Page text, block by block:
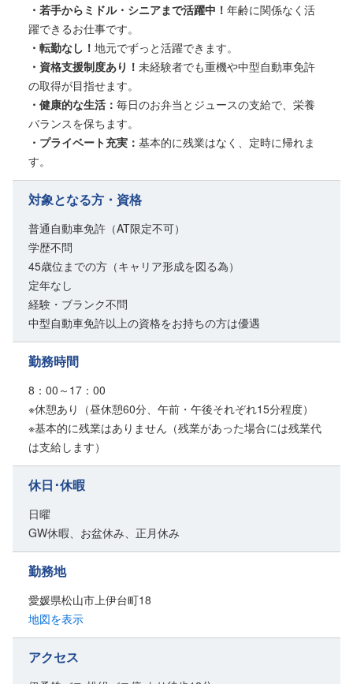
・若手からミドル・シニアまで活躍中！ 年齢に関係なく活
躍できるお仕事です。
・転勤なし！ 地元でずっと活躍できます。
・資格支援制度あり！ 未経験者でも重機や中型自動車免許
の取得が目指せます。
・健康的な生活： 毎日のお弁当とジュースの支給で、栄養
バランスを保ちます。
・プライベート充実： 基本的に残業はなく、定時に帰れま
す。
対象となる方・資格
普通自動車免許（AT限定不可）
学歴不問
45歳位までの方（キャリア形成を図る為）
定年なし
経験・ブランク不問
中型自動車免許以上の資格をお持ちの方は優遇
勤務時間
8：00～17：00
※休憩あり（昼休憩60分、午前・午後それぞれ15分程度）
※基本的に残業はありません（残業があった場合には残業代
は支給します）
休日･休暇
日曜
GW休暇、お盆休み、正月休み
勤務地
愛媛県松山市上伊台町18
地図を表示
アクセス